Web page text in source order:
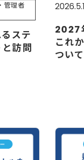
管理者
ステ
訪問
2027
これ
ついて